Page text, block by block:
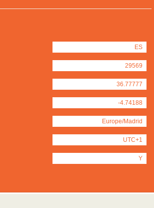
ES
29569
36.77777
-4.74188
Europe/Madrid
UTC+1
Y